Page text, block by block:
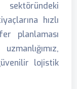
hızlı
planlaması
lojistik